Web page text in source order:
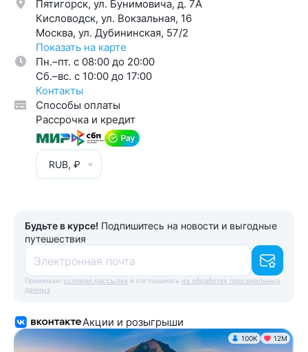
Пятигорск, ул. Бунимовича, д. 7A
Кисловодск, ул. Вокзальная, 16
Москва, ул. Дубининская, 57/2
Показать на карте
Пн.–пт. с 08:00 до 20:00
Cб.–вс. с 10:00 до 17:00
Контакты
Способы оплаты
Рассрочка и кредит
RUB, ₽
Будьте в курсе! Подпишитесь на новости и выгодные
путешествия
Электронная почта
Принимаю условия рассылки и соглашаюсь на обработку персональных
данных
Акции и розыгрыши
100K 12М